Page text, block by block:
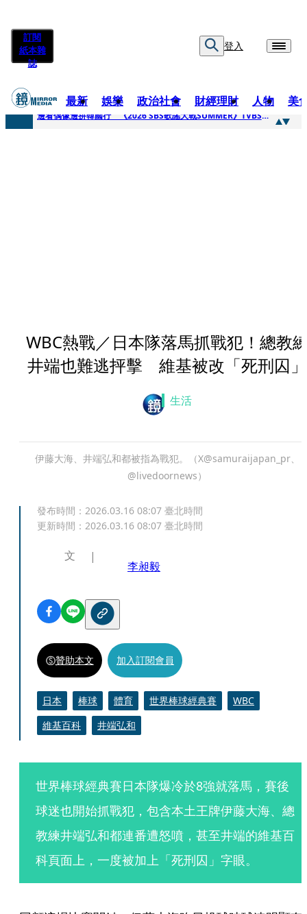
訂閱
紙本雜
誌
登入
最新 娛樂 政治社會 財經理財 人物 美
快訊
邊看偶像邊拚韓國行 《2026 SBS歌謠大戰SUMMER》TVBS直播祭追星福利
WBC熱戰／日本隊落馬抓戰犯！總教
井端也難逃抨擊 維基被改「死刑囚」
生活
伊藤大海、井端弘和都被指為戰犯。（X@samuraijapan_pr、
@livedoornews）
發布時間： 2026.03.16 08:07 臺北時間
更新時間： 2026.03.16 08:07 臺北時間
文
李昶毅
贊助本文 加入訂閱會員
日本 棒球 體育 世界棒球經典賽
WBC
維基百科
井端弘和
世界棒球經典賽日本隊爆冷於8強就落馬，賽後
球迷也開始抓戰犯，包含本土王牌伊藤大海、總
教練井端弘和都連番遭怒噴，甚至井端的維基百
科頁面上，一度被加上「死刑囚」字眼。